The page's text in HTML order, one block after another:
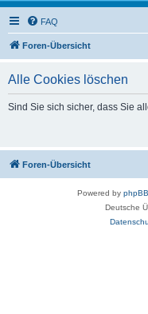
FAQ
Foren-Übersicht
Alle Cookies löschen
Sind Sie sich sicher, dass Sie
Foren-Übersicht
Powered by phpBB
Deutsche